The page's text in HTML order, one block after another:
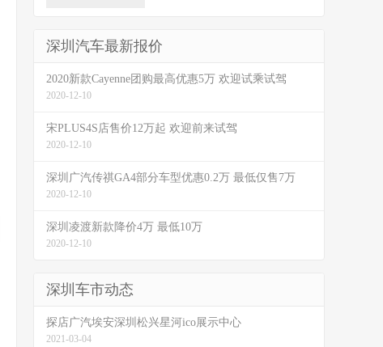
深圳汽车最新报价
2020新款Cayenne团购最高优惠5万 欢迎试乘试驾
2020-12-10
宋PLUS4S店售价12万起 欢迎前来试驾
2020-12-10
深圳广汽传祺GA4部分车型优惠0.2万 最低仅售7万
2020-12-10
深圳凌渡新款降价4万 最低10万
2020-12-10
深圳车市动态
探店广汽埃安深圳松兴星河ico展示中心
2021-03-04